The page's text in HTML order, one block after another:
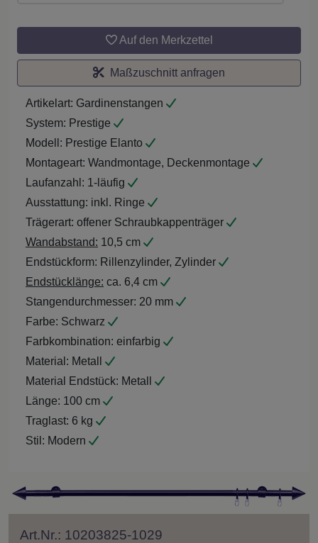
Auf den Merkzettel
Maßzuschnitt anfragen
Artikelart: Gardinenstangen
System: Prestige
Modell: Prestige Elanto
Montageart: Wandmontage, Deckenmontage
Laufanzahl: 1-läufig
Ausstattung: inkl. Ringe
Trägerart: offener Schraubkappenträger
Wandabstand: 10,5 cm
Endstückform: Rillenzylinder, Zylinder
Endstücklänge: ca. 6,4 cm
Stangendurchmesser: 20 mm
Farbe: Schwarz
Farbkombination: einfarbig
Material: Metall
Material Endstück: Metall
Länge: 100 cm
Traglast: 6 kg
Stil: Modern
Art.Nr.: 10203825-1029